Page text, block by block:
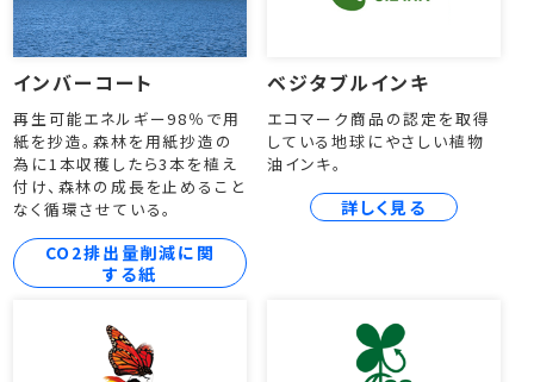
インバーコート
再生可能エネルギー98％で用
紙を抄造。森林を用紙抄造の
為に1本収穫したら3本を植え
付け、森林の成長を止めること
なく循環させている。
CO2排出量削減に関
する紙
ベジタブルインキ
エコマーク商品の認定を取得
している地球にやさしい植物
油インキ。
詳しく見る